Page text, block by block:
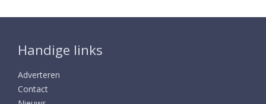
Handige links
Adverteren
Contact